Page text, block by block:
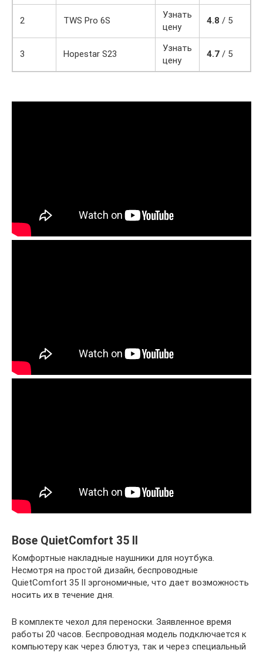
2 TWS Pro 6S
Узнать
цену
4.8 / 5
3 Hopestar S23
Узнать
цену
4.7 / 5
Bose QuietComfort 35 II
Комфортные накладные наушники для ноутбука.
Несмотря на простой дизайн, беспроводные
QuietComfort 35 II эргономичные, что дает возможность
носить их в течение дня.
В комплекте чехол для переноски. Заявленное время
работы 20 часов. Беспроводная модель подключается к
компьютеру как через блютуз, так и через специальный